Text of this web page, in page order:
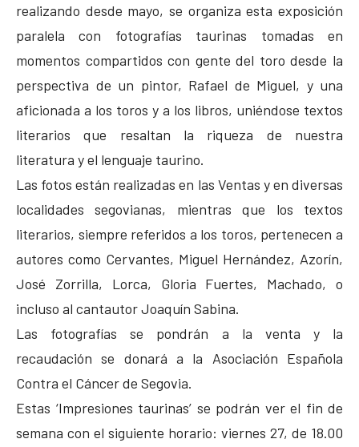
realizando desde mayo, se organiza esta exposición
paralela con fotografías taurinas tomadas en
momentos compartidos con gente del toro desde la
perspectiva de un pintor, Rafael de Miguel, y una
aficionada a los toros y a los libros, uniéndose textos
literarios que resaltan la riqueza de nuestra
literatura y el lenguaje taurino.
Las fotos están realizadas en las Ventas y en diversas
localidades segovianas, mientras que los textos
literarios, siempre referidos a los toros, pertenecen a
autores como Cervantes, Miguel Hernández, Azorín,
José Zorrilla, Lorca, Gloria Fuertes, Machado, o
incluso al cantautor Joaquín Sabina.
Las fotografías se pondrán a la venta y la
recaudación se donará a la Asociación Española
Contra el Cáncer de Segovia.
Estas ‘Impresiones taurinas’ se podrán ver el fin de
semana con el siguiente horario: viernes 27, de 18.00